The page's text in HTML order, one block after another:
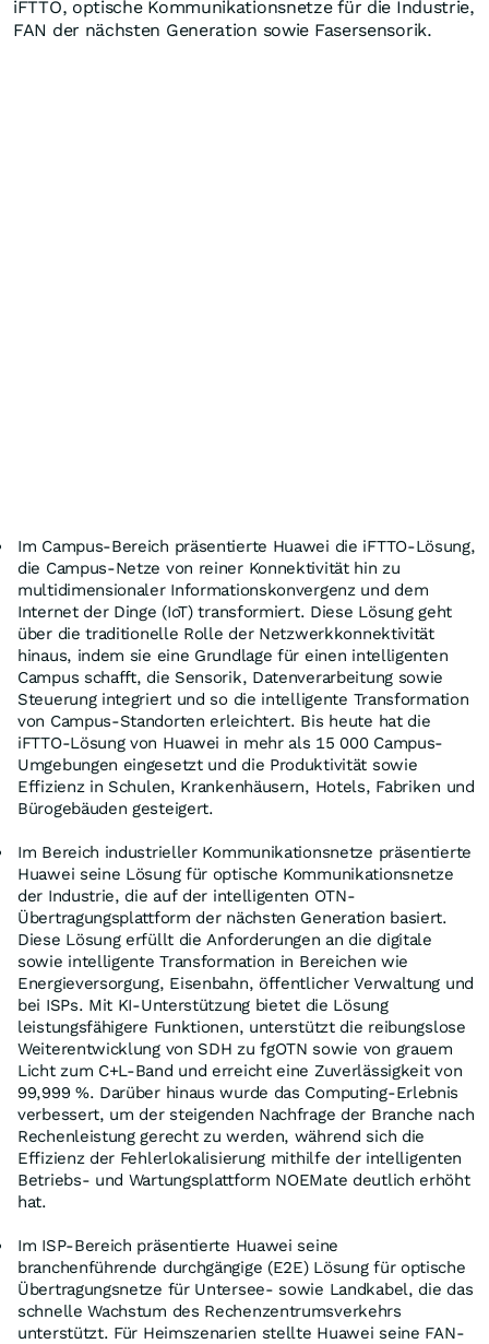
iFTTO, optische Kommunikationsnetze für die Industrie,
FAN der nächsten Generation sowie Fasersensorik.
Im Campus-Bereich präsentierte Huawei die iFTTO-Lösung,
die Campus-Netze von reiner Konnektivität hin zu
multidimensionaler Informationskonvergenz und dem
Internet der Dinge (IoT) transformiert. Diese Lösung geht
über die traditionelle Rolle der Netzwerkkonnektivität
hinaus, indem sie eine Grundlage für einen intelligenten
Campus schafft, die Sensorik, Datenverarbeitung sowie
Steuerung integriert und so die intelligente Transformation
von Campus-Standorten erleichtert. Bis heute hat die
iFTTO-Lösung von Huawei in mehr als 15 000 Campus-
Umgebungen eingesetzt und die Produktivität sowie
Effizienz in Schulen, Krankenhäusern, Hotels, Fabriken und
Bürogebäuden gesteigert.
Im Bereich industrieller Kommunikationsnetze präsentierte
Huawei seine Lösung für optische Kommunikationsnetze
der Industrie, die auf der intelligenten OTN-
Übertragungsplattform der nächsten Generation basiert.
Diese Lösung erfüllt die Anforderungen an die digitale
sowie intelligente Transformation in Bereichen wie
Energieversorgung, Eisenbahn, öffentlicher Verwaltung und
bei ISPs. Mit KI-Unterstützung bietet die Lösung
leistungsfähigere Funktionen, unterstützt die reibungslose
Weiterentwicklung von SDH zu fgOTN sowie von grauem
Licht zum C+L-Band und erreicht eine Zuverlässigkeit von
99,999 %. Darüber hinaus wurde das Computing-Erlebnis
verbessert, um der steigenden Nachfrage der Branche nach
Rechenleistung gerecht zu werden, während sich die
Effizienz der Fehlerlokalisierung mithilfe der intelligenten
Betriebs- und Wartungsplattform NOEMate deutlich erhöht
hat.
Im ISP-Bereich präsentierte Huawei seine
branchenführende durchgängige (E2E) Lösung für optische
Übertragungsnetze für Untersee- sowie Landkabel, die das
schnelle Wachstum des Rechenzentrumsverkehrs
unterstützt. Für Heimszenarien stellte Huawei seine FAN-